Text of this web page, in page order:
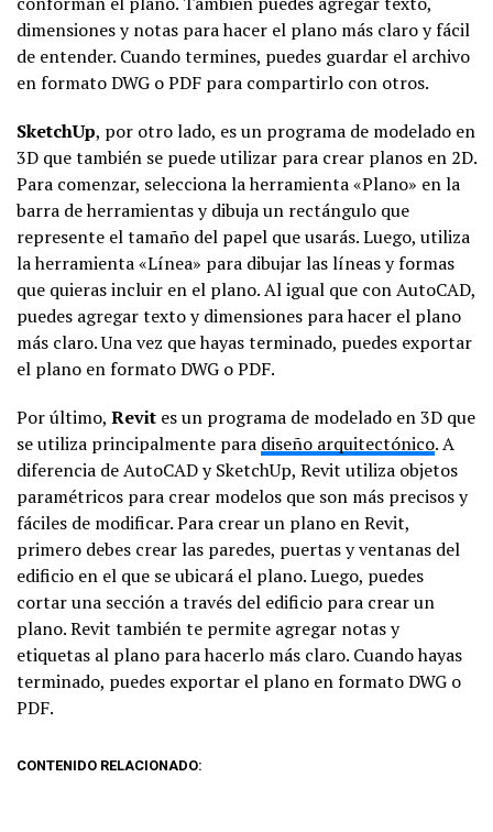
dimensiones y notas para hacer el plano más claro y fácil
de entender. Cuando termines, puedes guardar el archivo
en formato DWG o PDF para compartirlo con otros.
SketchUp, por otro lado, es un programa de modelado en
3D que también se puede utilizar para crear planos en 2D.
Para comenzar, selecciona la herramienta «Plano» en la
barra de herramientas y dibuja un rectángulo que
represente el tamaño del papel que usarás. Luego, utiliza
la herramienta «Línea» para dibujar las líneas y formas
que quieras incluir en el plano. Al igual que con AutoCAD,
puedes agregar texto y dimensiones para hacer el plano
más claro. Una vez que hayas terminado, puedes exportar
el plano en formato DWG o PDF.
Por último, Revit es un programa de modelado en 3D que
se utiliza principalmente para diseño arquitectónico. A
diferencia de AutoCAD y SketchUp, Revit utiliza objetos
paramétricos para crear modelos que son más precisos y
fáciles de modificar. Para crear un plano en Revit,
primero debes crear las paredes, puertas y ventanas del
edificio en el que se ubicará el plano. Luego, puedes
cortar una sección a través del edificio para crear un
plano. Revit también te permite agregar notas y
etiquetas al plano para hacerlo más claro. Cuando hayas
terminado, puedes exportar el plano en formato DWG o
PDF.
CONTENIDO RELACIONADO: